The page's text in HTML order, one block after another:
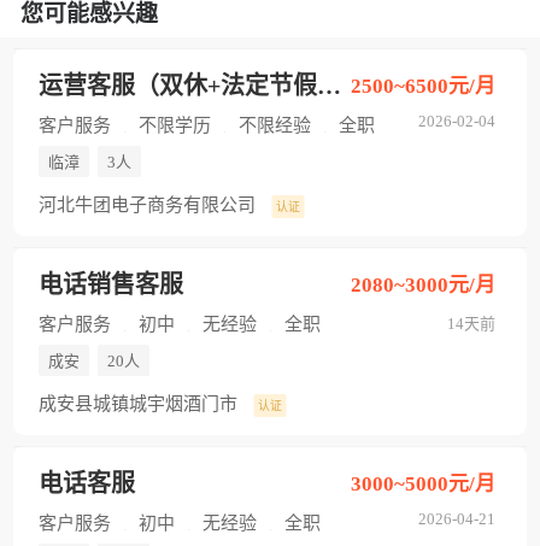
您可能感兴趣
运营客服（双休+法定节假日）
2026-02-04
2500~6500元/月
客户服务 不限学历 不限经验 全职
临漳 3人
河北牛团电子商务有限公司 认证
电话销售客服
14天前
2080~3000元/月
客户服务 初中 无经验 全职
成安 20人
成安县城镇城宇烟酒门市 认证
电话客服
2026-04-21
3000~5000元/月
客户服务 初中 无经验 全职